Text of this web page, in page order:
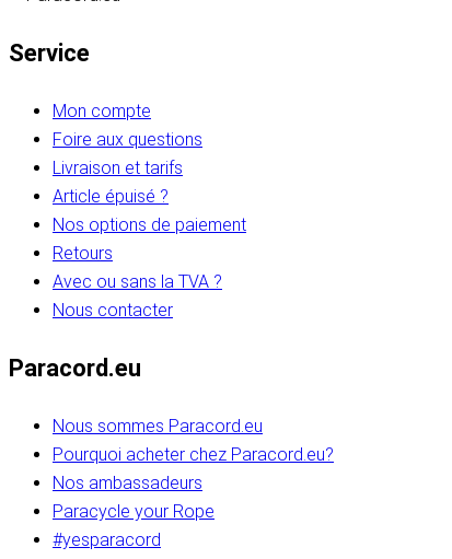
Service
Mon compte
Foire aux questions
Livraison et tarifs
Article épuisé ?
Nos options de paiement
Retours
Avec ou sans la TVA ?
Nous contacter
Paracord.eu
Nous sommes Paracord.eu
Pourquoi acheter chez Paracord.eu?
Nos ambassadeurs
Paracycle your Rope
#yesparacord